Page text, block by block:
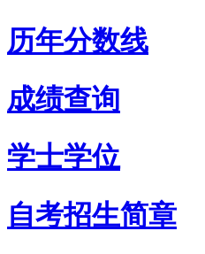
历年分数线
成绩查询
学士学位
自考招生简章